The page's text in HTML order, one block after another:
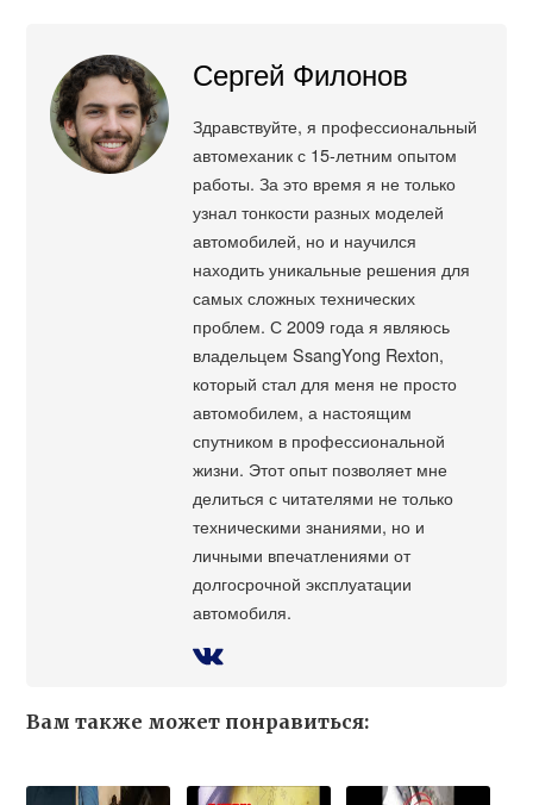
Сергей Филонов
Здравствуйте, я профессиональный
автомеханик с 15-летним опытом
работы. За это время я не только
узнал тонкости разных моделей
автомобилей, но и научился
находить уникальные решения для
самых сложных технических
проблем. С 2009 года я являюсь
владельцем SsangYong Rexton,
который стал для меня не просто
автомобилем, а настоящим
спутником в профессиональной
жизни. Этот опыт позволяет мне
делиться с читателями не только
техническими знаниями, но и
личными впечатлениями от
долгосрочной эксплуатации
автомобиля.
Вам также может понравиться: